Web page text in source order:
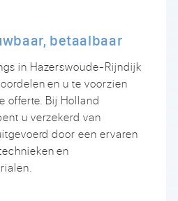
betaalbaar
in Hazerswoude-Rijndijk
en u te voorzien
offerte. Bij Holland
u verzekerd van
door een ervaren
en